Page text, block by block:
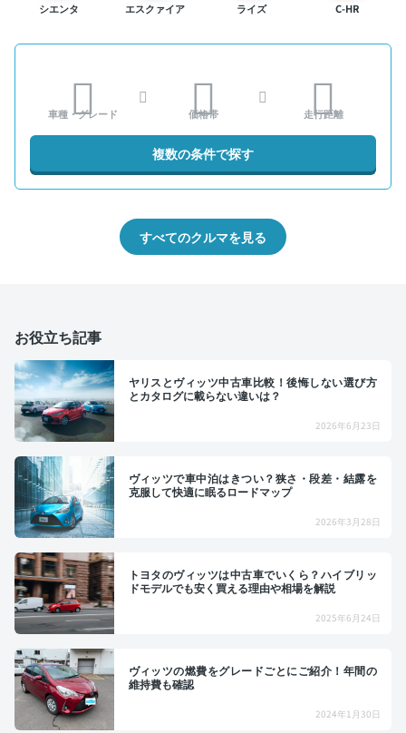
シエンタ エスクァイア ライズ C-HR
車種・グレード 価格帯 走行距離
複数の条件で探す
すべてのクルマを見る
お役立ち記事
ヤリスとヴィッツ中古車比較！後悔しない選び方
とカタログに載らない違いは？
2026年6月23日
ヴィッツで車中泊はきつい？狭さ・段差・結露を
克服して快適に眠るロードマップ
2026年3月28日
トヨタのヴィッツは中古車でいくら？ハイブリッ
ドモデルでも安く買える理由や相場を解説
2025年6月24日
ヴィッツの燃費をグレードごとにご紹介！年間の
維持費も確認
2024年1月30日